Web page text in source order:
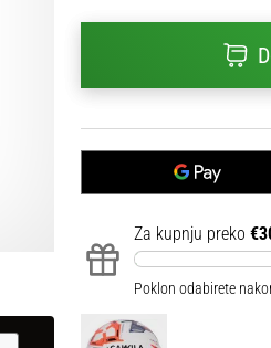
Za kupnju preko
Poklon odabirete